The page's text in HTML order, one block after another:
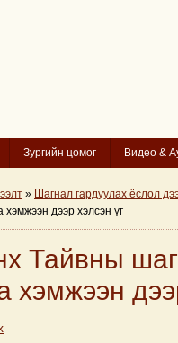
Зургийн цомог Видео &
» Шагнал гардуулах ёслол
дээр хэлсэн үг
Тайвны
хэмжээн